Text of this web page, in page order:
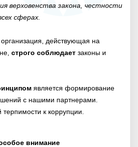
верховенства закона, честности
сферах.
действующая на
строго соблюдает законы и
является формирование
с нашими партнерами.
терпимости к коррупции.
внимание